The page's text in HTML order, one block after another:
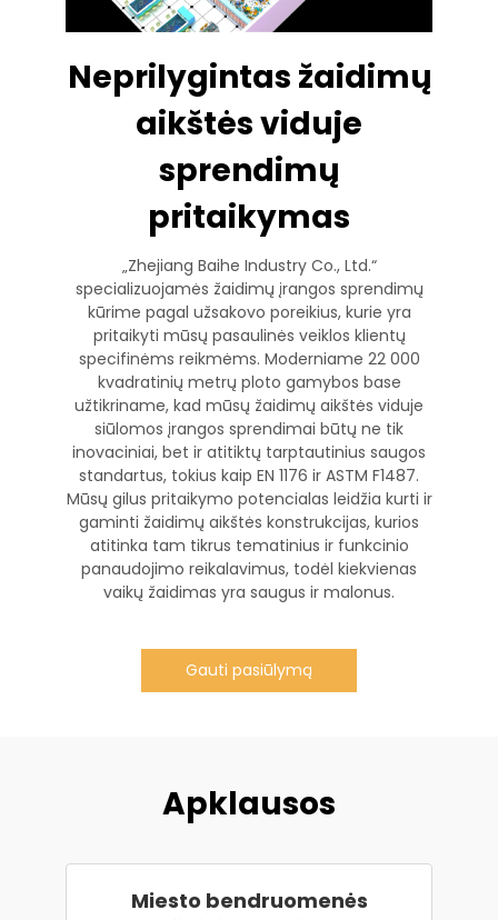
Neprilygintas žaidimų
aikštės viduje
sprendimų
pritaikymas
„Zhejiang Baihe Industry Co., Ltd.“
specializuojamės žaidimų įrangos sprendimų
kūrime pagal užsakovo poreikius, kurie yra
pritaikyti mūsų pasaulinės veiklos klientų
specifinėms reikmėms. Moderniame 22 000
kvadratinių metrų ploto gamybos base
užtikriname, kad mūsų žaidimų aikštės viduje
siūlomos įrangos sprendimai būtų ne tik
inovaciniai, bet ir atitiktų tarptautinius saugos
standartus, tokius kaip EN 1176 ir ASTM F1487.
Mūsų gilus pritaikymo potencialas leidžia kurti ir
gaminti žaidimų aikštės konstrukcijas, kurios
atitinka tam tikrus tematinius ir funkcinio
panaudojimo reikalavimus, todėl kiekvienas
vaikų žaidimas yra saugus ir malonus.
Gauti pasiūlymą
Apklausos
Miesto bendruomenės